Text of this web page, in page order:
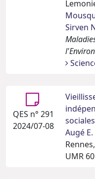
Sirven
QES n° 291
2024/07-08
Augé E.
UMR